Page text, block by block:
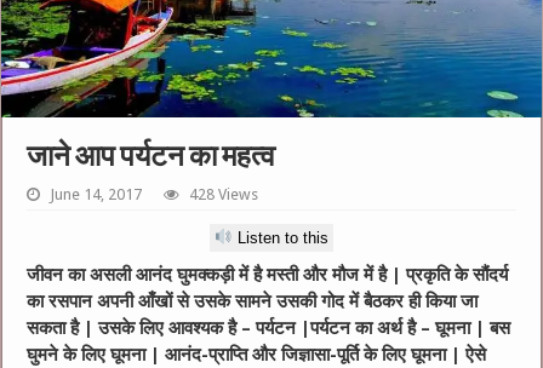
जाने आप पर्यटन का महत्व
June 14, 2017 428 Views
Listen to this
जीवन का असली आनंद घुमक्कड़ी में है मस्ती और मौज में है | प्रकृति के सौंदर्य
का रसपान अपनी आँखों से उसके सामने उसकी गोद में बैठकर ही किया जा
सकता है | उसके लिए आवश्यक है – पर्यटन |पर्यटन का अर्थ है – घूमना | बस
घुमने के लिए घूमना | आनंद-प्राप्ति और जिज्ञासा-पूर्ति के लिए घूमना | ऐसे